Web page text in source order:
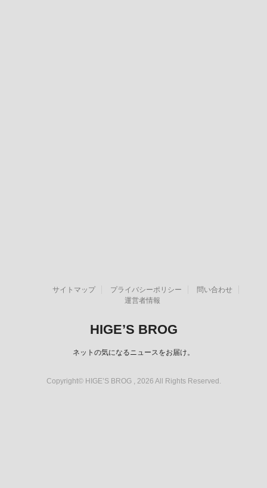
サイトマップ プライバシーポリシー
問い合わせ
運営者情報
HIGE’S BROG
ネットの気になるニュースをお届け。
Copyright© HIGE’S BROG , 2026 All Rights Reserved.